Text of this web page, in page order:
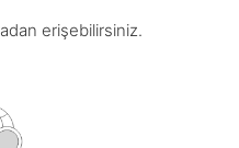
erişebilirsiniz.